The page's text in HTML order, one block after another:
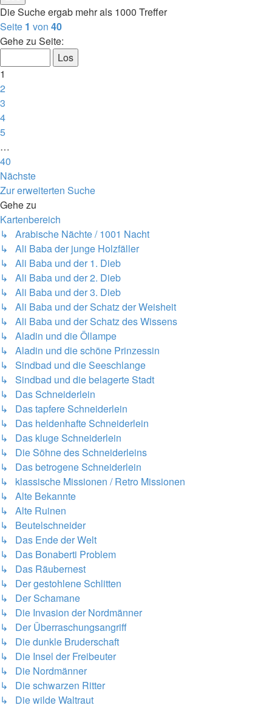
Die Suche ergab mehr als 1000 Treffer
Seite 1 von 40
Gehe zu Seite:
1
2
3
4
5
…
40
Nächste
Zur erweiterten Suche
Gehe zu
Kartenbereich
↳ Arabische Nächte / 1001 Nacht
↳ Ali Baba der junge Holzfäller
↳ Ali Baba und der 1. Dieb
↳ Ali Baba und der 2. Dieb
↳ Ali Baba und der 3. Dieb
↳ Ali Baba und der Schatz der Weisheit
↳ Ali Baba und der Schatz des Wissens
↳ Aladin und die Öllampe
↳ Aladin und die schöne Prinzessin
↳ Sindbad und die Seeschlange
↳ Sindbad und die belagerte Stadt
↳ Das Schneiderlein
↳ Das tapfere Schneiderlein
↳ Das heldenhafte Schneiderlein
↳ Das kluge Schneiderlein
↳ Die Söhne des Schneiderleins
↳ Das betrogene Schneiderlein
↳ klassische Missionen / Retro Missionen
↳ Alte Bekannte
↳ Alte Ruinen
↳ Beutelschneider
↳ Das Ende der Welt
↳ Das Bonaberti Problem
↳ Das Räubernest
↳ Der gestohlene Schlitten
↳ Der Schamane
↳ Die Invasion der Nordmänner
↳ Der Überraschungsangriff
↳ Die dunkle Bruderschaft
↳ Die Insel der Freibeuter
↳ Die Nordmänner
↳ Die schwarzen Ritter
↳ Die wilde Waltraut